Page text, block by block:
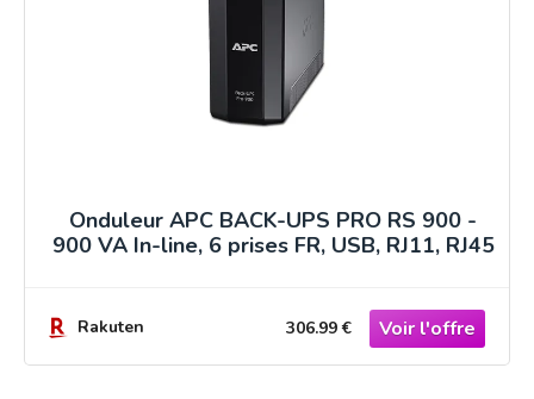
Onduleur APC BACK-UPS PRO RS 900 -
900 VA In-line, 6 prises FR, USB, RJ11, RJ45
Rakuten 306.99 €